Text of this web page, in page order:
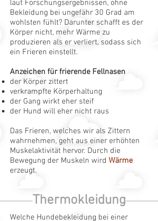
laut Forschungsergebnissen, ohne
Bekleidung bei ungefähr 30 Grad am
wohlsten fühlt? Darunter schafft es der
Körper nicht, mehr Wärme zu
produzieren als er verliert, sodass sich
ein Frieren einstellt.
Anzeichen für frierende Fellnasen
der Körper zittert
verkrampfte Körperhaltung
der Gang wirkt eher steif
der Hund will eher nicht raus
Das Frieren, welches wir als Zittern
wahrnehmen, geht aus einer erhöhten
Muskelaktivität hervor. Durch die
Bewegung der Muskeln wird Wärme
erzeugt.
Thermokleidung
Welche Hundebekleidung bei einer